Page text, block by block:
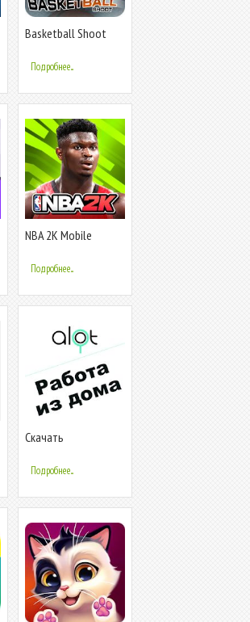
Basketball Shoot
Подробнее...
NBA 2K Mobile
Подробнее...
Скачать
Подробнее...